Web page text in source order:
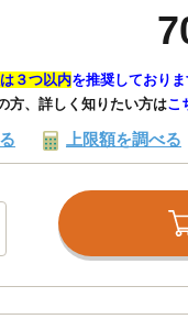
３つ以内を推奨しておりま
方、詳しく知りたい方はこ
上限額を調べる